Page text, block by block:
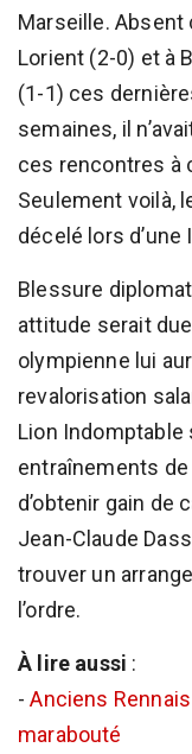
Marseille. Absent
Lorient (2-0) et à
(1-1) ces
semaines, il
ces rencontres à
Seulement voilà,
décelé lors d’une
Blessure
attitude serait
olympienne lui
revalorisation
Lion
entraînements
d’obtenir gain de
Jean-Claude
trouver un
l’ordre.
À lire aussi :
-Anciens Rennais
marabouté